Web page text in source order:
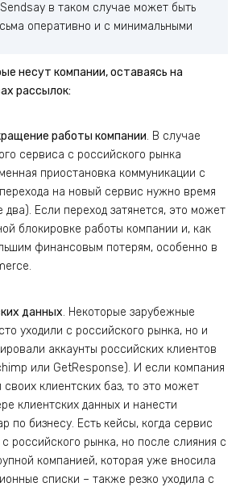
в таком случае может быть
оперативно и с минимальными
несут компании, оставаясь на
рассылок:
работы компании. В случае
сервиса с российского рынка
приостановка коммуникации с
на новый сервис нужно время
Если переход затянется, это может
блокировке работы компании и, как
финансовым потерям, особенно в
данных. Некоторые зарубежные
уходили с российского рынка, но и
аккаунты российских клиентов
или GetResponse). И если компания
своих клиентских баз, то это может
клиентских данных и нанести
по бизнесу. Есть кейсы, когда сервис
с российского рынка, но после слияния с
компанией, которая уже вносила
списки – также резко уходила с